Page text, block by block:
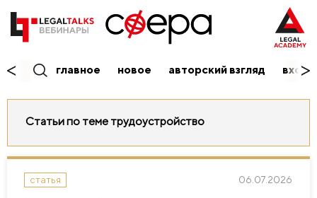
главное новое авторский взгляд вход/
Статьи по теме трудоустройство
статья 06.07.2026